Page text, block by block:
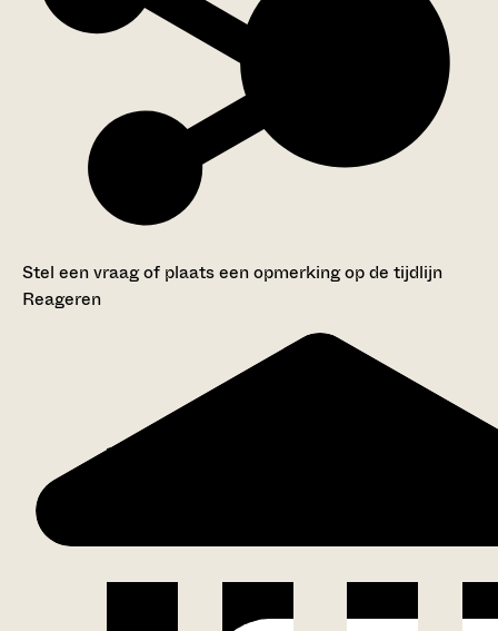
Stel een vraag of plaats een opmerking op de tijdlijn
Reageren